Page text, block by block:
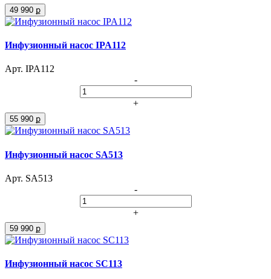
49 990 ք
Инфузионный насос IPA112
Арт. IPA112
-
+
55 990 ք
Инфузионный насос SA513
Арт. SA513
-
+
59 990 ք
Инфузионный насос SC113